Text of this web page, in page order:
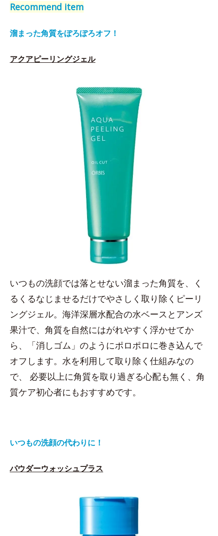
Recommend item
溜まった角質をぽろぽろオフ！
アクアピーリングジェル
いつもの洗顔では落とせない溜まった角質を、く
るくるなじませるだけでやさしく取り除くピーリ
ングジェル。海洋深層水配合の水ベースとアンズ
果汁で、角質を自然にはがれやすく浮かせてか
ら、「消しゴム」のようにポロポロに巻き込んで
オフします。水を利用して取り除く仕組みなの
で、 必要以上に角質を取り過ぎる心配も無く、角
質ケア初心者にもおすすめです。
いつもの洗顔の代わりに！
パウダーウォッシュプラス